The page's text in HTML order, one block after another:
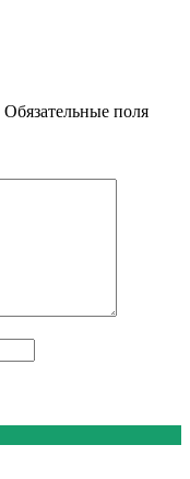
Обязательные поля